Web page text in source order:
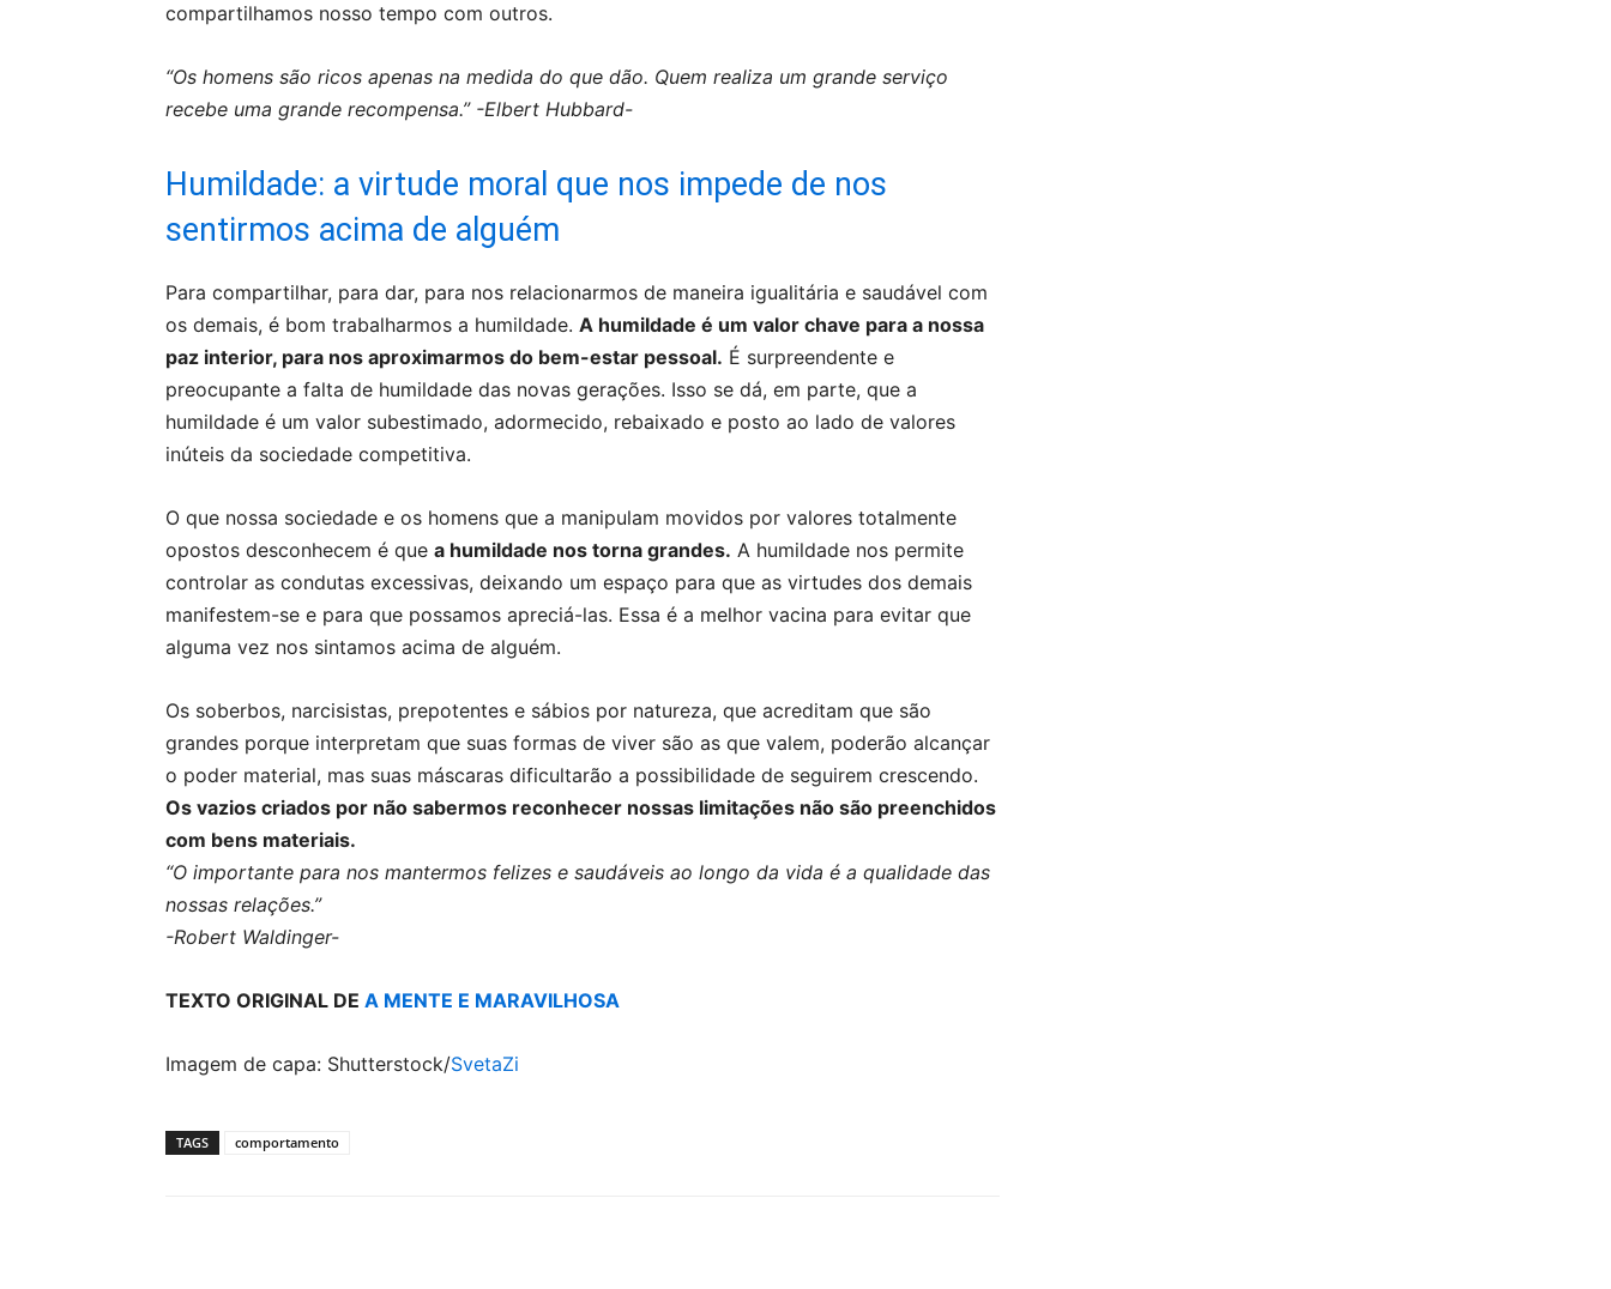
compartilhamos nosso tempo com outros.
“Os homens são ricos apenas na medida do que dão. Quem realiza um grande serviço
recebe uma grande recompensa.” -Elbert Hubbard-
Humildade: a virtude moral que nos impede de nos
sentirmos acima de alguém
Para compartilhar, para dar, para nos relacionarmos de maneira igualitária e saudável com
os demais, é bom trabalharmos a humildade. A humildade é um valor chave para a nossa
paz interior, para nos aproximarmos do bem-estar pessoal. É surpreendente e
preocupante a falta de humildade das novas gerações. Isso se dá, em parte, que a
humildade é um valor subestimado, adormecido, rebaixado e posto ao lado de valores
inúteis da sociedade competitiva.
O que nossa sociedade e os homens que a manipulam movidos por valores totalmente
opostos desconhecem é que a humildade nos torna grandes. A humildade nos permite
controlar as condutas excessivas, deixando um espaço para que as virtudes dos demais
manifestem-se e para que possamos apreciá-las. Essa é a melhor vacina para evitar que
alguma vez nos sintamos acima de alguém.
Os soberbos, narcisistas, prepotentes e sábios por natureza, que acreditam que são
grandes porque interpretam que suas formas de viver são as que valem, poderão alcançar
o poder material, mas suas máscaras dificultarão a possibilidade de seguirem crescendo.
Os vazios criados por não sabermos reconhecer nossas limitações não são preenchidos
com bens materiais.
“O importante para nos mantermos felizes e saudáveis ao longo da vida é a qualidade das
nossas relações.”
-Robert Waldinger-
TEXTO ORIGINAL DE A MENTE E MARAVILHOSA
Imagem de capa: Shutterstock/SvetaZi
TAGS comportamento